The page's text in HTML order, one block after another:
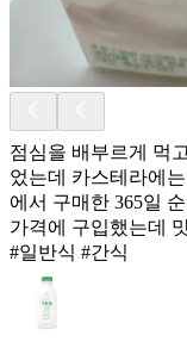
점심을 배부르게 먹
었는데 카스테라에
에서 구매한 365일
가격에 구입했는데
#일반식 #간식